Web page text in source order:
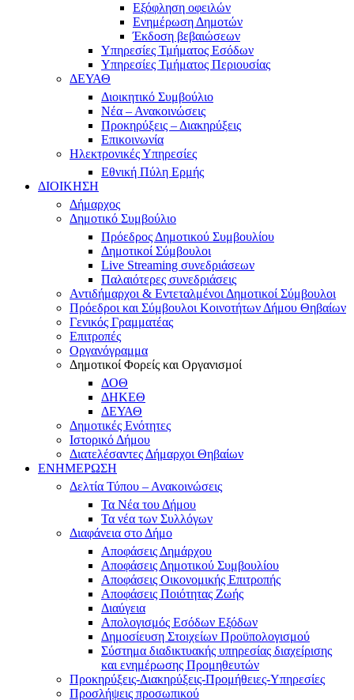
Εξόφληση οφειλών
Ενημέρωση Δημοτών
Έκδοση βεβαιώσεων
Υπηρεσίες Τμήματος Εσόδων
Υπηρεσίες Τμήματος Περιουσίας
ΔΕΥΑΘ
Διοικητικό Συμβούλιο
Νέα – Ανακοινώσεις
Προκηρύξεις – Διακηρύξεις
Επικοινωνία
Ηλεκτρονικές Υπηρεσίες
Εθνική Πύλη Ερμής
ΔΙΟΙΚΗΣΗ
Δήμαρχος
Δημοτικό Συμβούλιο
Πρόεδρος Δημοτικού Συμβουλίου
Δημοτικοί Σύμβουλοι
Live Streaming συνεδριάσεων
Παλαιότερες συνεδριάσεις
Αντιδήμαρχοι & Εντεταλμένοι Δημοτικοί Σύμβουλοι
Πρόεδροι και Σύμβουλοι Κοινοτήτων Δήμου Θηβαίων
Γενικός Γραμματέας
Επιτροπές
Οργανόγραμμα
Δημοτικοί Φορείς και Οργανισμοί
ΔΟΘ
ΔΗΚΕΘ
ΔΕΥΑΘ
Δημοτικές Ενότητες
Ιστορικό Δήμου
Διατελέσαντες Δήμαρχοι Θηβαίων
ΕΝΗΜΕΡΩΣΗ
Δελτία Τύπου – Ανακοινώσεις
Τα Νέα του Δήμου
Τα νέα των Συλλόγων
Διαφάνεια στο Δήμο
Αποφάσεις Δημάρχου
Αποφάσεις Δημοτικού Συμβουλίου
Αποφάσεις Οικονομικής Επιτροπής
Αποφάσεις Ποιότητας Ζωής
Διαύγεια
Απολογισμός Εσόδων Εξόδων
Δημοσίευση Στοιχείων Προϋπολογισμού
Σύστημα διαδικτυακής υπηρεσίας διαχείρισης
και ενημέρωσης Προμηθευτών
Προκηρύξεις-Διακηρύξεις-Προμήθειες-Υπηρεσίες
Προσλήψεις προσωπικού